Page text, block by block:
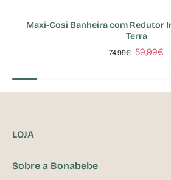
Maxi-Cosi Banheira com Redutor
Terra
74,99€ 59,99€
LOJA
Sobre a Bonabebe